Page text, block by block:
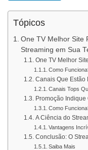
Tópicos
One TV Melhor Site
Streaming em Sua
One TV Melhor
Como
Canais Que Estão
Canais Tops
Promoção Indique
Como
A Ciência do
Vantagens
Conclusão: O
Saiba Mais